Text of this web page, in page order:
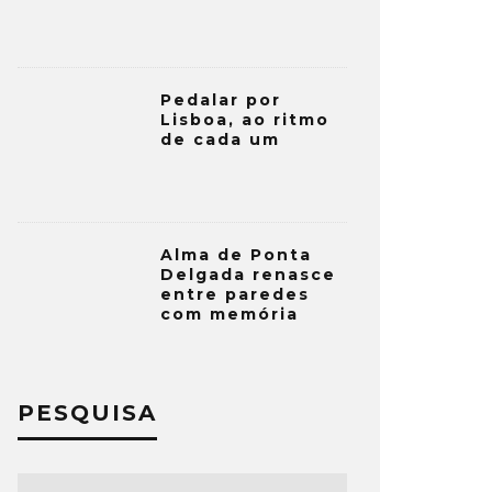
Pedalar por
Lisboa, ao ritmo
de cada um
Alma de Ponta
Delgada renasce
entre paredes
com memória
PESQUISA